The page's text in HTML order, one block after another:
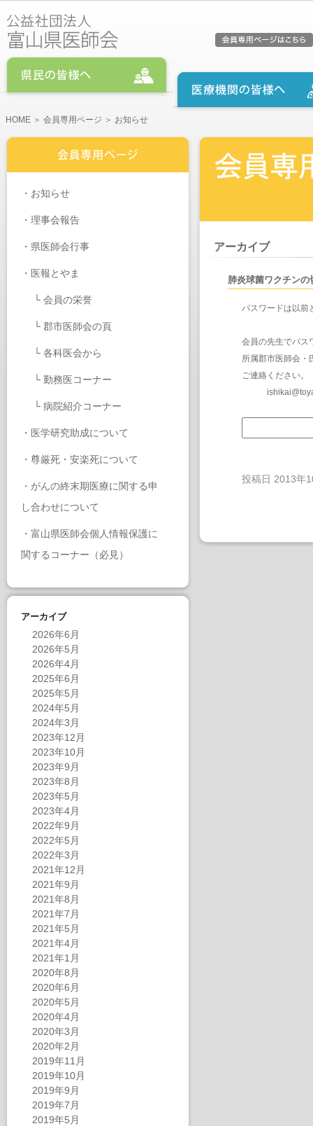
HOME ＞ 会員専用ページ ＞ お知らせ
・ お知らせ
・ 理事会報告
・ 県医師会行事
・医報とやま
└ 会員の栄誉
└ 郡市医師会の頁
└ 各科医会から
└ 勤務医コーナー
└ 病院紹介コーナー
・ 医学研究助成について
・ 尊厳死・安楽死について
・ がんの終末期医療に関する申
し合わせについて
・ 富山県医師会個人情報保護に
関するコーナー（必見）
アーカイブ
2026年6月
2026年5月
2026年4月
2025年6月
2025年5月
2024年5月
2024年3月
2023年12月
2023年10月
2023年9月
2023年8月
2023年5月
2023年4月
2022年9月
2022年5月
2022年3月
2021年12月
2021年9月
2021年8月
2021年7月
2021年5月
2021年4月
2021年1月
2020年8月
2020年6月
2020年5月
2020年4月
2020年3月
2020年2月
2019年11月
2019年10月
2019年9月
2019年7月
2019年5月
アーカイブ
肺炎球菌ワクチン
パスワードは以前
会員の先生でパス
所属郡市医師会・
ご連絡ください。
投稿日 2013年